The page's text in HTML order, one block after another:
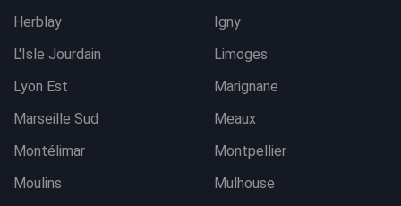
Herblay
Igny
L'Isle Jourdain
Limoges
Lyon Est
Marignane
Marseille Sud
Meaux
Montélimar
Montpellier
Moulins
Mulhouse